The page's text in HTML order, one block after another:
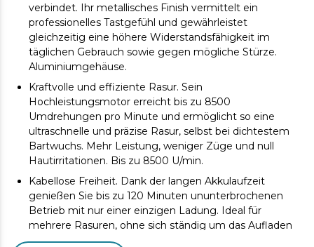
verbindet. Ihr metallisches Finish vermittelt ein
professionelles Tastgefühl und gewährleistet
gleichzeitig eine höhere Widerstandsfähigkeit im
täglichen Gebrauch sowie gegen mögliche Stürze.
Aluminiumgehäuse.
Kraftvolle und effiziente Rasur. Sein
Hochleistungsmotor erreicht bis zu 8500
Umdrehungen pro Minute und ermöglicht so eine
ultraschnelle und präzise Rasur, selbst bei dichtestem
Bartwuchs. Mehr Leistung, weniger Züge und null
Hautirritationen. Bis zu 8500 U/min.
Kabellose Freiheit. Dank der langen Akkulaufzeit
genießen Sie bis zu 120 Minuten ununterbrochenen
Betrieb mit nur einer einzigen Ladung. Ideal für
mehrere Rasuren, ohne sich ständig um das Aufladen
sorgen zu müssen. 1300-mAh-Akku und bis zu 2